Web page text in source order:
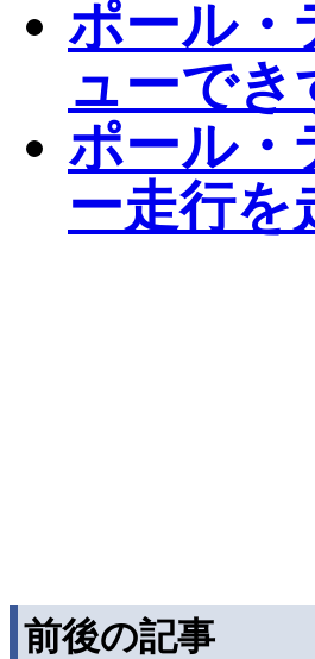
ポール・
ューでき
ポール・
ー走行を
前後の記事